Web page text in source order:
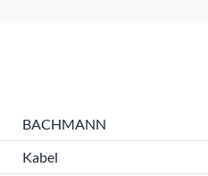
BACHMANN
Kabel